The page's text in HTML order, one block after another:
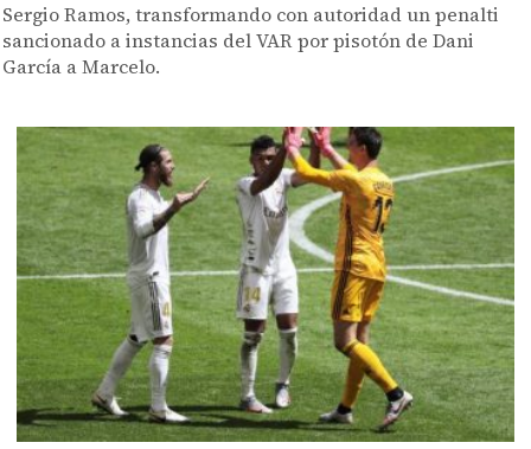
Sergio Ramos, transformando con autoridad un penalti
sancionado a instancias del VAR por pisotón de Dani
García a Marcelo.